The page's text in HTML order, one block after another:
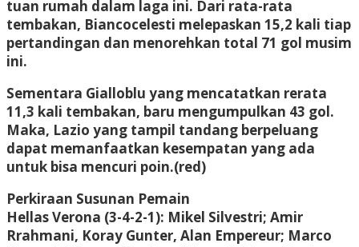
tuan rumah dalam laga ini. Dari rata-rata
tembakan, Biancocelesti melepaskan 15,2 kali tiap
pertandingan dan menorehkan total 71 gol musim
ini.
Sementara Gialloblu yang mencatatkan rerata
11,3 kali tembakan, baru mengumpulkan 43 gol.
Maka, Lazio yang tampil tandang berpeluang
dapat memanfaatkan kesempatan yang ada
untuk bisa mencuri poin.(red)
Perkiraan Susunan Pemain
Hellas Verona (3-4-2-1): Mikel Silvestri; Amir
Rrahmani, Koray Gunter, Alan Empereur; Marco